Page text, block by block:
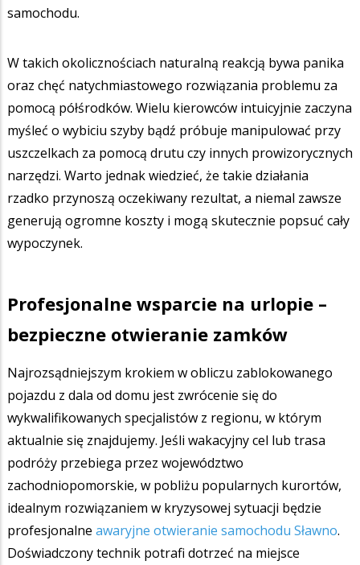
samochodu.
W takich okolicznościach naturalną reakcją bywa panika
oraz chęć natychmiastowego rozwiązania problemu za
pomocą półśrodków. Wielu kierowców intuicyjnie zaczyna
myśleć o wybiciu szyby bądź próbuje manipulować przy
uszczelkach za pomocą drutu czy innych prowizorycznych
narzędzi. Warto jednak wiedzieć, że takie działania
rzadko przynoszą oczekiwany rezultat, a niemal zawsze
generują ogromne koszty i mogą skutecznie popsuć cały
wypoczynek.
Profesjonalne wsparcie na urlopie –
bezpieczne otwieranie zamków
Najrozsądniejszym krokiem w obliczu zablokowanego
pojazdu z dala od domu jest zwrócenie się do
wykwalifikowanych specjalistów z regionu, w którym
aktualnie się znajdujemy. Jeśli wakacyjny cel lub trasa
podróży przebiega przez województwo
zachodniopomorskie, w pobliżu popularnych kurortów,
idealnym rozwiązaniem w kryzysowej sytuacji będzie
profesjonalne awaryjne otwieranie samochodu Sławno.
Doświadczony technik potrafi dotrzeć na miejsce